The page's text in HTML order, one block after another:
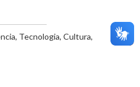
Tecnologia, Cultura,